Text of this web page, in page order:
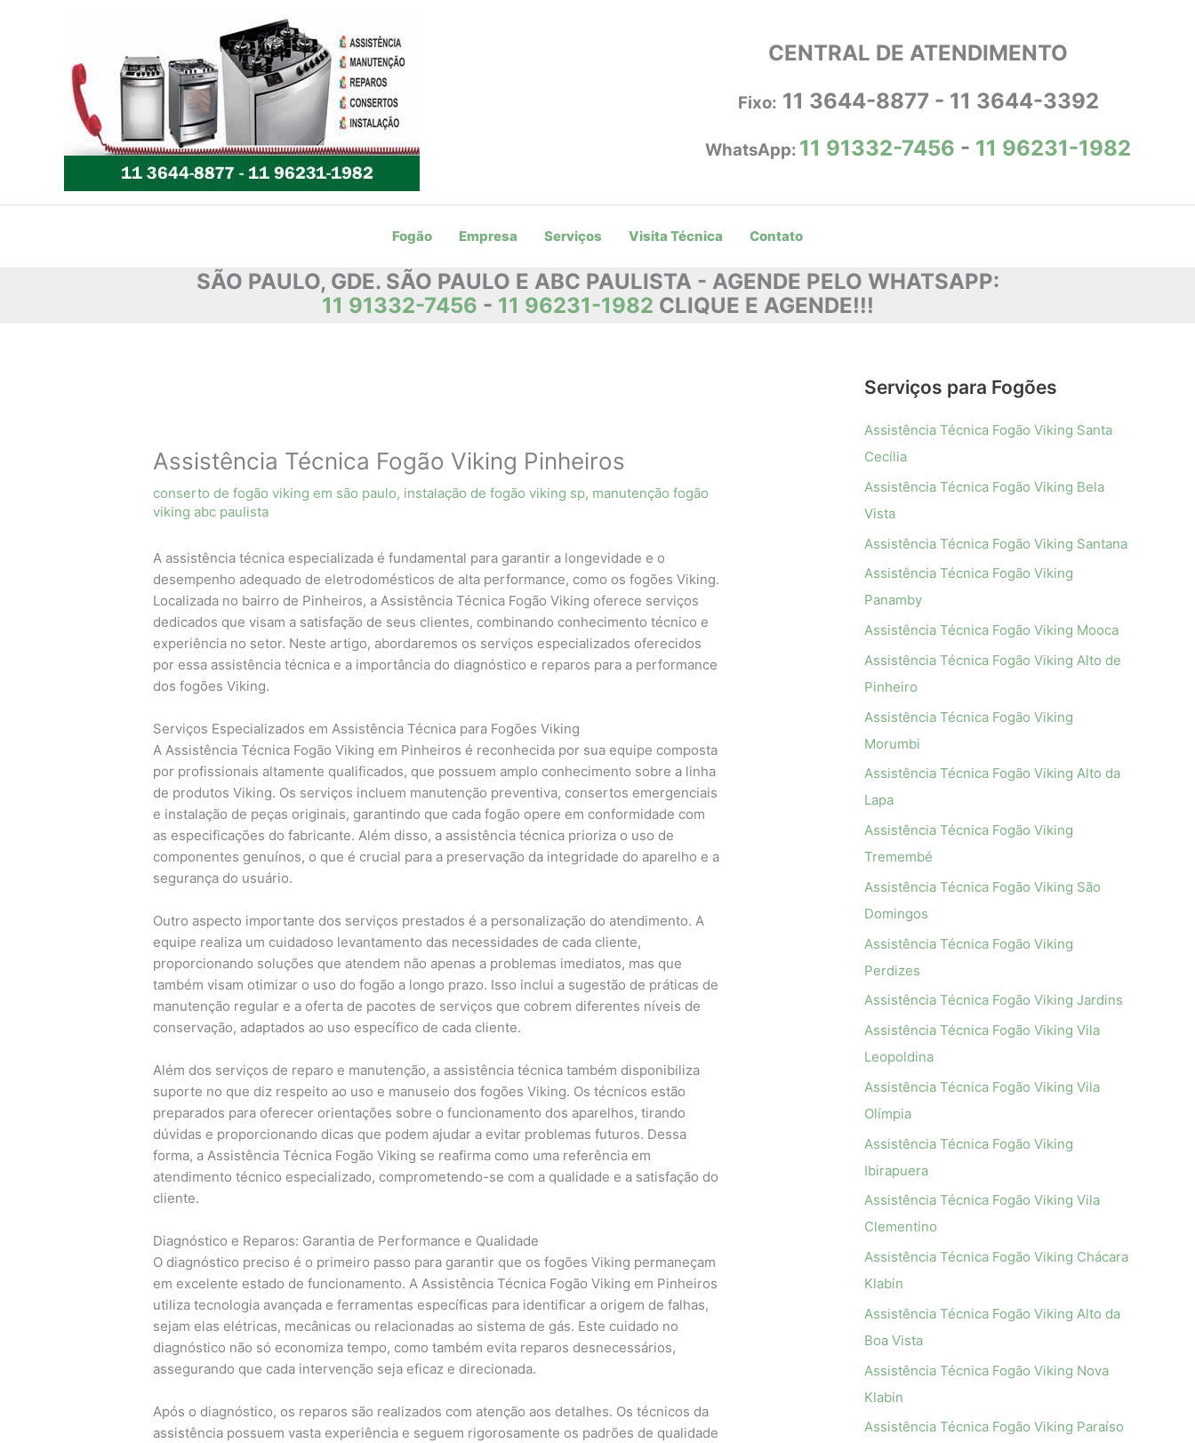
CENTRAL DE ATENDIMENTO
Fixo: 11 3644-8877 - 11 3644-3392
WhatsApp: 11 91332-7456 - 11 96231-1982
Fogão Empresa Serviços Visita Técnica Contato
SÃO PAULO, GDE. SÃO PAULO E ABC PAULISTA - AGENDE PELO WHATSAPP:
11 91332-7456 - 11 96231-1982 CLIQUE E AGENDE!!!
Assistência Técnica Fogão Viking Pinheiros
conserto de fogão viking em são paulo, instalação de fogão viking sp, manutenção fogão
viking abc paulista
A assistência técnica especializada é fundamental para garantir a longevidade e o
desempenho adequado de eletrodomésticos de alta performance, como os fogões Viking.
Localizada no bairro de Pinheiros, a Assistência Técnica Fogão Viking oferece serviços
dedicados que visam a satisfação de seus clientes, combinando conhecimento técnico e
experiência no setor. Neste artigo, abordaremos os serviços especializados oferecidos
por essa assistência técnica e a importância do diagnóstico e reparos para a performance
dos fogões Viking.
Serviços Especializados em Assistência Técnica para Fogões Viking
A Assistência Técnica Fogão Viking em Pinheiros é reconhecida por sua equipe composta
por profissionais altamente qualificados, que possuem amplo conhecimento sobre a linha
de produtos Viking. Os serviços incluem manutenção preventiva, consertos emergenciais
e instalação de peças originais, garantindo que cada fogão opere em conformidade com
as especificações do fabricante. Além disso, a assistência técnica prioriza o uso de
componentes genuínos, o que é crucial para a preservação da integridade do aparelho e a
segurança do usuário.
Outro aspecto importante dos serviços prestados é a personalização do atendimento. A
equipe realiza um cuidadoso levantamento das necessidades de cada cliente,
proporcionando soluções que atendem não apenas a problemas imediatos, mas que
também visam otimizar o uso do fogão a longo prazo. Isso inclui a sugestão de práticas de
manutenção regular e a oferta de pacotes de serviços que cobrem diferentes níveis de
conservação, adaptados ao uso específico de cada cliente.
Além dos serviços de reparo e manutenção, a assistência técnica também disponibiliza
suporte no que diz respeito ao uso e manuseio dos fogões Viking. Os técnicos estão
preparados para oferecer orientações sobre o funcionamento dos aparelhos, tirando
dúvidas e proporcionando dicas que podem ajudar a evitar problemas futuros. Dessa
forma, a Assistência Técnica Fogão Viking se reafirma como uma referência em
atendimento técnico especializado, comprometendo-se com a qualidade e a satisfação do
cliente.
Diagnóstico e Reparos: Garantia de Performance e Qualidade
O diagnóstico preciso é o primeiro passo para garantir que os fogões Viking permaneçam
em excelente estado de funcionamento. A Assistência Técnica Fogão Viking em Pinheiros
utiliza tecnologia avançada e ferramentas específicas para identificar a origem de falhas,
sejam elas elétricas, mecânicas ou relacionadas ao sistema de gás. Este cuidado no
diagnóstico não só economiza tempo, como também evita reparos desnecessários,
assegurando que cada intervenção seja eficaz e direcionada.
Após o diagnóstico, os reparos são realizados com atenção aos detalhes. Os técnicos da
assistência possuem vasta experiência e seguem rigorosamente os padrões de qualidade
Serviços para Fogões
Assistência Técnica Fogão Viking Santa
Cecília
Assistência Técnica Fogão Viking Bela
Vista
Assistência Técnica Fogão Viking Santana
Assistência Técnica Fogão Viking
Panamby
Assistência Técnica Fogão Viking Mooca
Assistência Técnica Fogão Viking Alto de
Pinheiro
Assistência Técnica Fogão Viking
Morumbi
Assistência Técnica Fogão Viking Alto da
Lapa
Assistência Técnica Fogão Viking
Tremembé
Assistência Técnica Fogão Viking São
Domingos
Assistência Técnica Fogão Viking
Perdizes
Assistência Técnica Fogão Viking Jardins
Assistência Técnica Fogão Viking Vila
Leopoldina
Assistência Técnica Fogão Viking Vila
Olímpia
Assistência Técnica Fogão Viking
Ibirapuera
Assistência Técnica Fogão Viking Vila
Clementino
Assistência Técnica Fogão Viking Chácara
Klabin
Assistência Técnica Fogão Viking Alto da
Boa Vista
Assistência Técnica Fogão Viking Nova
Klabin
Assistência Técnica Fogão Viking Paraíso